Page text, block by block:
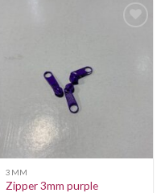
3MM
Zipper 3mm purple